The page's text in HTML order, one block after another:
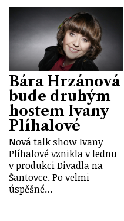
Bára Hrzánová
bude druhým
hostem Ivany
Plíhalové
Nová talk show Ivany
Plíhalové vznikla v lednu
v produkci Divadla na
Šantovce. Po velmi
úspěšné…